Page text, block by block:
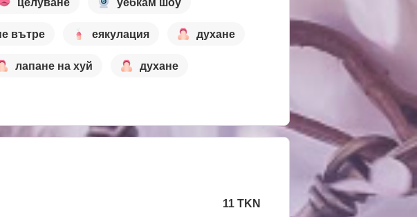
вътре еякулация духане
лапане на хуй духане
11 TKN